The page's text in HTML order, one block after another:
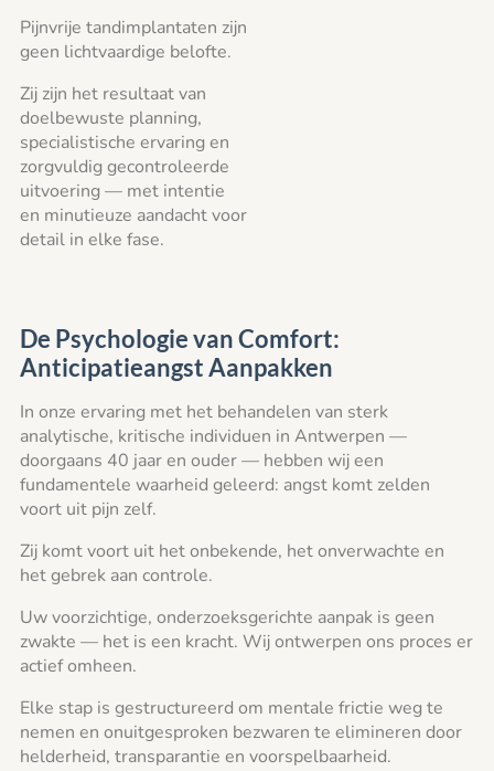
Pijnvrije tandimplantaten zijn
geen lichtvaardige belofte.
Zij zijn het resultaat van
doelbewuste planning,
specialistische ervaring en
zorgvuldig gecontroleerde
uitvoering — met intentie
en minutieuze aandacht voor
detail in elke fase.
De Psychologie van Comfort:
Anticipatieangst Aanpakken
In onze ervaring met het behandelen van sterk
analytische, kritische individuen in Antwerpen —
doorgaans 40 jaar en ouder — hebben wij een
fundamentele waarheid geleerd: angst komt zelden
voort uit pijn zelf.
Zij komt voort uit het onbekende, het onverwachte en
het gebrek aan controle.
Uw voorzichtige, onderzoeksgerichte aanpak is geen
zwakte — het is een kracht. Wij ontwerpen ons proces er
actief omheen.
Elke stap is gestructureerd om mentale frictie weg te
nemen en onuitgesproken bezwaren te elimineren door
helderheid, transparantie en voorspelbaarheid.